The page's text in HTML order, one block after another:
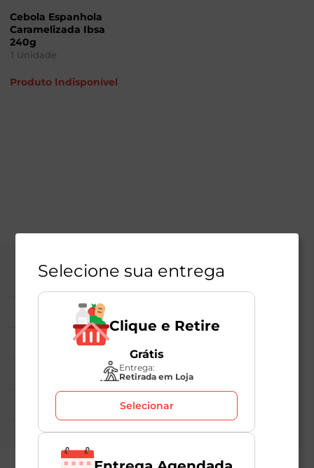
Produto Indisponível
Cebola Espanhola
Caramelizada Ibsa
240g
1 Unidade
Central de Atendimento
Institucional
Políticas Mambo
Atedimento ao Consumidor
Selecione sua entrega
Clique e Retire
Grátis
Entrega:
Retirada em Loja
Selecionar